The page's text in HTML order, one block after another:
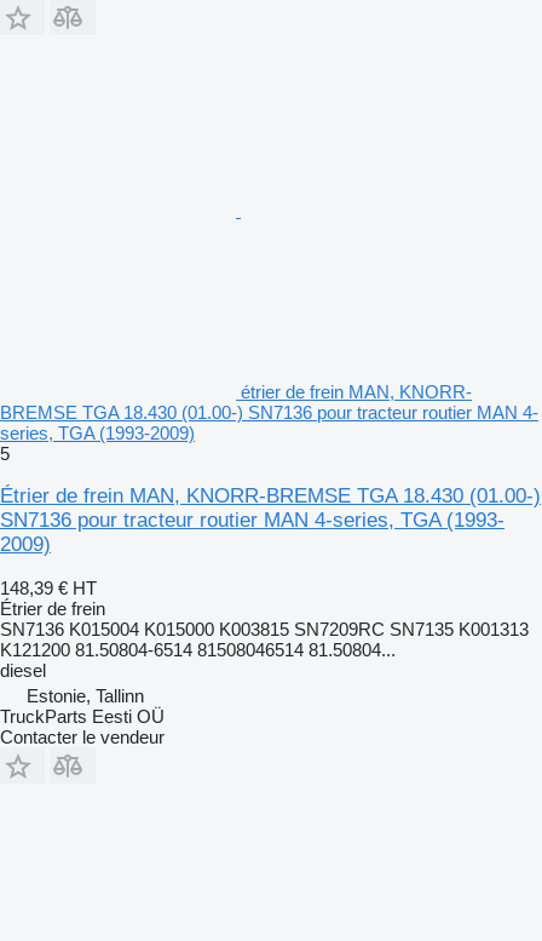
étrier de frein MAN, KNORR-
BREMSE TGA 18.430 (01.00-) SN7136 pour tracteur routier MAN 4-
series, TGA (1993-2009)
5
Étrier de frein MAN, KNORR-BREMSE TGA 18.430 (01.00-)
SN7136 pour tracteur routier MAN 4-series, TGA (1993-
2009)
148,39 € HT
Étrier de frein
SN7136 K015004 K015000 K003815 SN7209RC SN7135 K001313
K121200 81.50804-6514 81508046514 81.50804...
diesel
Estonie, Tallinn
TruckParts Eesti OÜ
Contacter le vendeur